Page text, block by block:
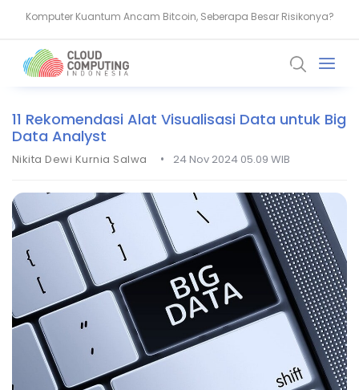
AMD Gandeng Core Scientific Bangun Infrastruktur AI Raksasa
IoT Botnet: Ancaman Siber yang Mengintai Perangkat IoT
11 Rekomendasi Alat Visualisasi Data untuk Big
Data Analyst
Nikita Dewi Kurnia Salwa • 24 Nov 2024 05.09 WIB